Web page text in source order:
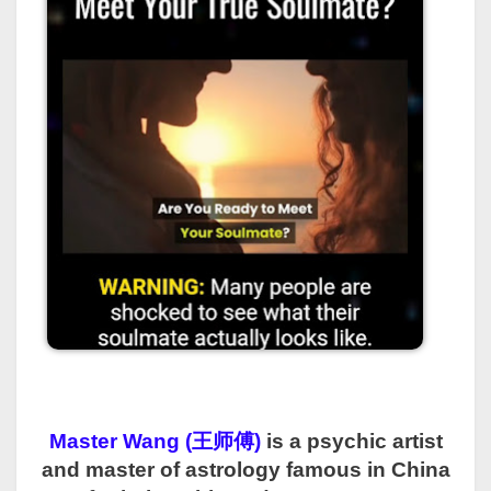
Master Wang (王师傅)is a psychic artist
and master of astrology famous in China